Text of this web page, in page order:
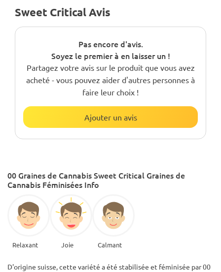
Sweet Critical Avis
Pas encore d'avis.
Soyez le premier à en laisser un !
Partagez votre avis sur le produit que vous avez
acheté - vous pouvez aider d'autres personnes à
faire leur choix !
Ajouter un avis
00 Graines de Cannabis Sweet Critical Graines de
Cannabis Féminisées Info
Relaxant Joie Calmant
D'origine suisse, cette variété a été stabilisée et féminisée par 00